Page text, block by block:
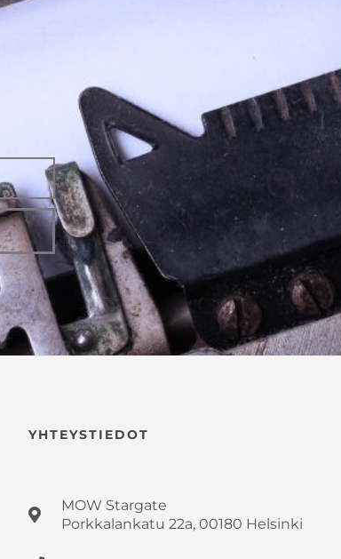
YHTEYSTIEDOT
MOW Stargate
Porkkalankatu 22a, 00180 Helsinki